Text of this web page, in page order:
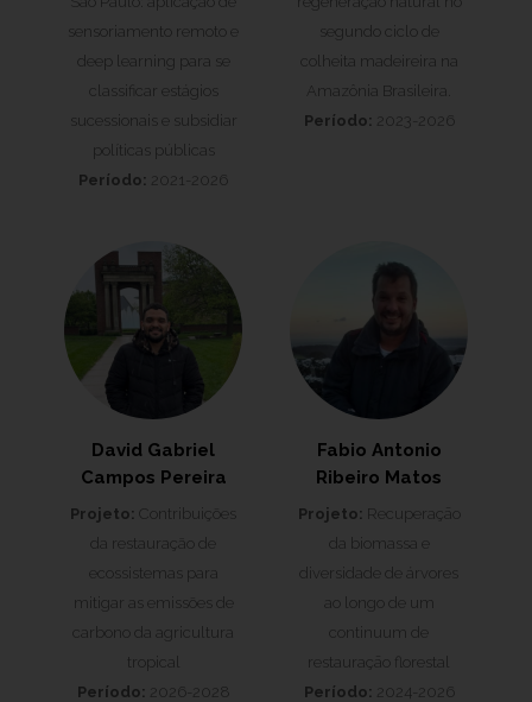
sensoriamento remoto e
deep learning para se
classificar estágios
sucessionais e subsidiar
políticas públicas
Período: 2021-2026
segundo ciclo de
colheita madeireira na
Amazônia Brasileira.
Período: 2023-2026
David Gabriel
Campos Pereira
Projeto: Contribuições
da restauração de
ecossistemas para
mitigar as emissões de
carbono da agricultura
tropical
Período: 2026-2028
Fabio Antonio
Ribeiro Matos
Projeto: Recuperaçāo
da biomassa e
diversidade de árvores
ao longo de um
continuum de
restauraçāo florestal
Período: 2024-2026